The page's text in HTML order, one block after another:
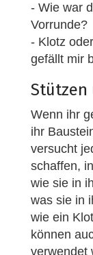
- Wie war
Vorrunde?
- Klotz
gefällt mir
Stützen
Wenn ihr
ihr
versucht
schaffen,
wie sie in
was sie in
wie ein
können
verwendet